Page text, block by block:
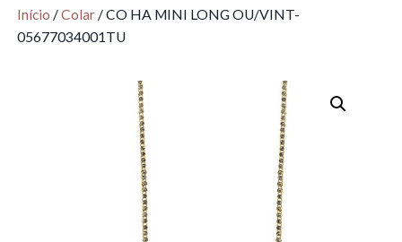
Início /Colar/ CO HA MINI LONG OU/VINT-
05677034001TU